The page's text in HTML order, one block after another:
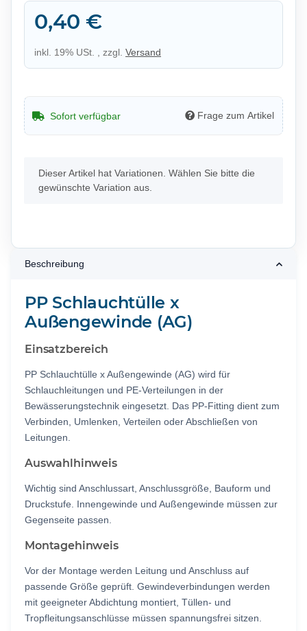
0,40 €
inkl. 19% USt. , zzgl. Versand
Sofort verfügbar Frage zum Artikel
x
Dieser Artikel hat Variationen. Wählen Sie bitte die
gewünschte Variation aus.
Beschreibung
PP Schlauchtülle x
Außengewinde (AG)
Einsatzbereich
PP Schlauchtülle x Außengewinde (AG) wird für
Schlauchleitungen und PE-Verteilungen in der
Bewässerungstechnik eingesetzt. Das PP-Fitting dient zum
Verbinden, Umlenken, Verteilen oder Abschließen von
Leitungen.
Auswahlhinweis
Wichtig sind Anschlussart, Anschlussgröße, Bauform und
Druckstufe. Innengewinde und Außengewinde müssen zur
Gegenseite passen.
Montagehinweis
Vor der Montage werden Leitung und Anschluss auf
passende Größe geprüft. Gewindeverbindungen werden
mit geeigneter Abdichtung montiert, Tüllen- und
Tropfleitungsanschlüsse müssen spannungsfrei sitzen.